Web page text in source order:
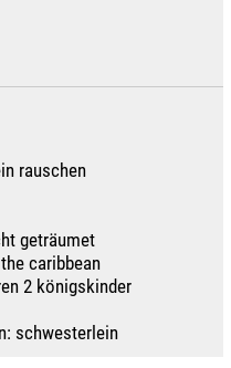
rauschen
geträumet
caribbean
2 königskinder
schwesterlein